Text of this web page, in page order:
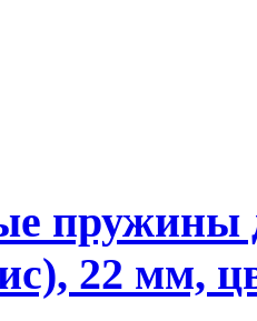
пружины
22 мм,